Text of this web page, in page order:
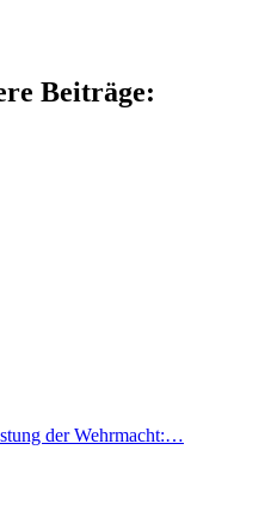
Beiträge:
der Wehrmacht:…